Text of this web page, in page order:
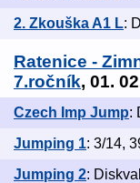
2. Zkouška A1 L:
Ratenice -
7.ročník, 01.
Czech Imp Jump:
Jumping 1: 3/14,
Jumping 2: